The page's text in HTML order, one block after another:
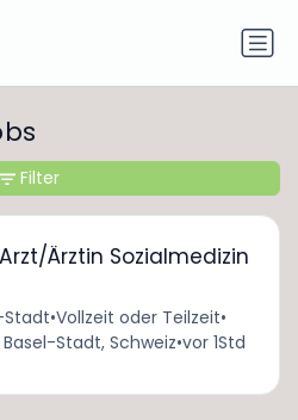
Ärztin Sozialmedizin
Stadt•Vollzeit oder Teilzeit•
Stadt, Schweiz•vor 1Std
Filter